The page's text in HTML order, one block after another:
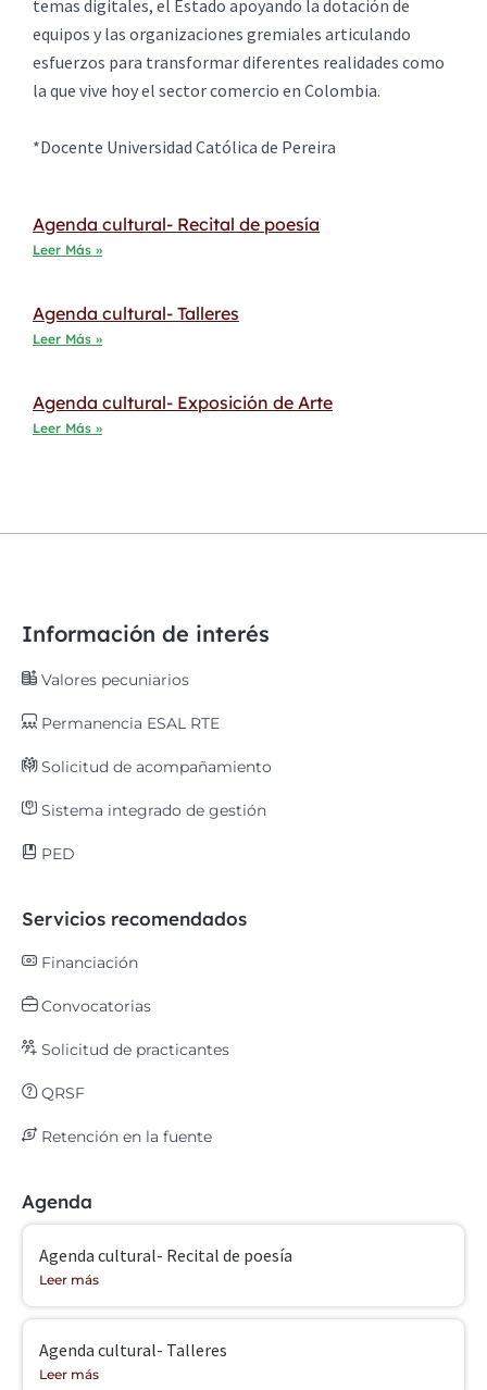
temas digitales, el Estado apoyando la dotación de
equipos y las organizaciones gremiales articulando
esfuerzos para transformar diferentes realidades como
la que vive hoy el sector comercio en Colombia.
*Docente Universidad Católica de Pereira
Agenda cultural- Recital de poesía
Leer Más »
Agenda cultural- Talleres
Leer Más »
Agenda cultural- Exposición de Arte
Leer Más »
Información de interés
Valores pecuniarios
Permanencia ESAL RTE
Solicitud de acompañamiento
Sistema integrado de gestión
PED
Servicios recomendados
Financiación
Convocatorias
Solicitud de practicantes
QRSF
Retención en la fuente
Agenda
Agenda cultural- Recital de poesía
Leer más
Agenda cultural- Talleres
Leer más